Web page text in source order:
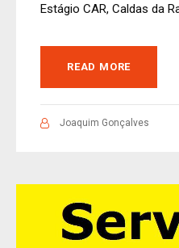
Estágio CAR, Caldas da
READ MORE
Joaquim Gonçalves